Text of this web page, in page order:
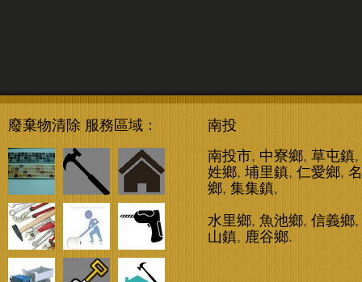
廢棄物清除 服務區域：
南投
南投市, 中寮鄉, 草屯鎮,
姓鄉, 埔里鎮, 仁愛鄉,
鄉, 集集鎮,
水里鄉, 魚池鄉, 信義鄉,
山鎮, 鹿谷鄉.